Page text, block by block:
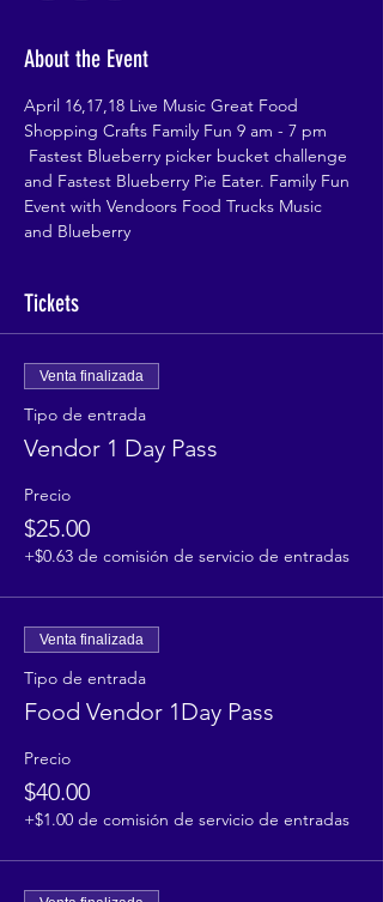
About the Event
April 16,17,18 Live Music Great Food
Shopping Crafts Family Fun 9 am - 7 pm
Fastest Blueberry picker bucket challenge
and Fastest Blueberry Pie Eater. Family Fun
Event with Vendoors Food Trucks Music
and Blueberry
Tickets
Venta finalizada
Tipo de entrada
Vendor 1 Day Pass
Precio
$25.00
+$0.63 de comisión de servicio de entradas
Venta finalizada
Tipo de entrada
Food Vendor 1Day Pass
Precio
$40.00
+$1.00 de comisión de servicio de entradas